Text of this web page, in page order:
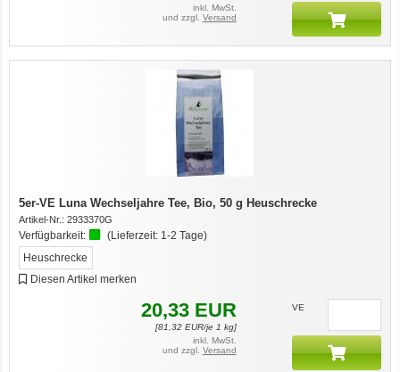
inkl. MwSt.
und zzgl. Versand
5er-VE Luna Wechseljahre Tee, Bio, 50 g Heuschrecke
Artikel-Nr.: 2933370G
Verfügbarkeit: (Lieferzeit: 1-2 Tage)
Heuschrecke
Diesen Artikel merken
20,33 EUR
[81,32EUR/je 1 kg]
inkl. MwSt.
und zzgl. Versand
VE